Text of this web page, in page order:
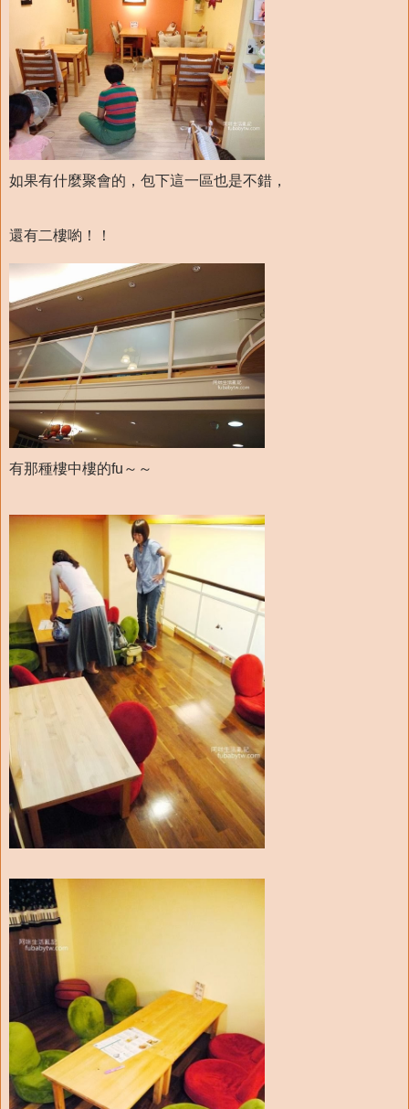
如果有什麼聚會的，包下這一區也是不錯，
還有二樓喲！！
有那種樓中樓的fu～～